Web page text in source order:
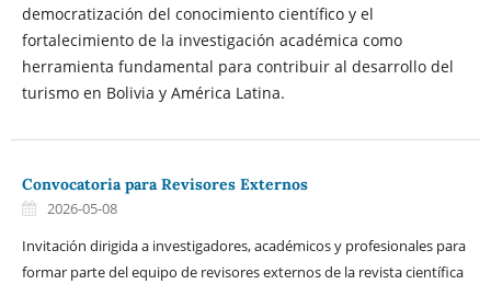
democratización del conocimiento científico y el
fortalecimiento de la investigación académica como
herramienta fundamental para contribuir al desarrollo del
turismo en Bolivia y América Latina.
Convocatoria para Revisores Externos
2026-05-08
Invitación dirigida a investigadores, académicos y profesionales para
formar parte del equipo de revisores externos de la revista científica